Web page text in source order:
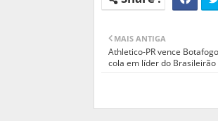
MAIS ANTIGA
Athletico-PR vence
cola em líder do Brasileirão